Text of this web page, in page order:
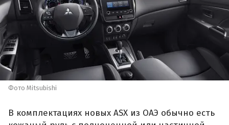
Фото Mitsubishi
В комплектациях новых ASX из ОАЭ обычно есть